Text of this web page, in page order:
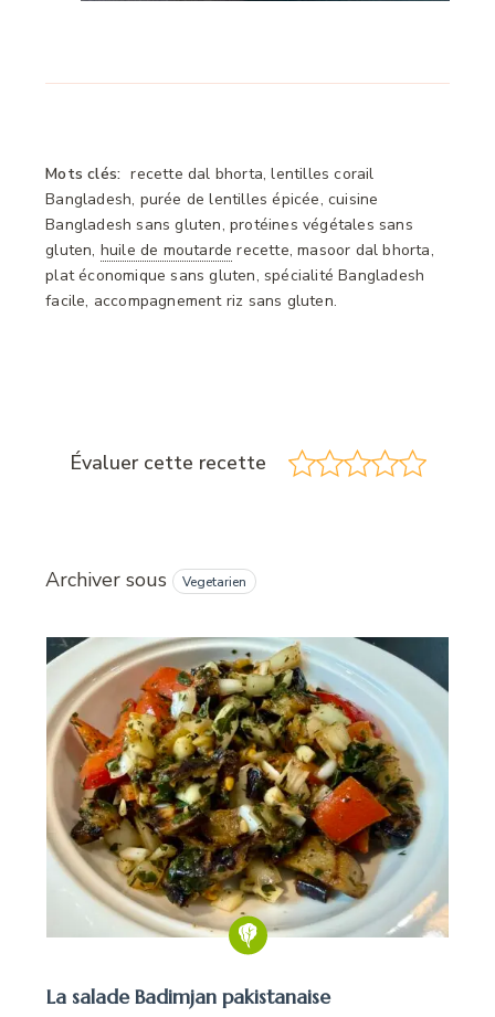
Mots clés: recette dal bhorta, lentilles corail
Bangladesh, purée de lentilles épicée, cuisine
Bangladesh sans gluten, protéines végétales sans
gluten, huile de moutarde recette, masoor dal bhorta,
plat économique sans gluten, spécialité Bangladesh
facile, accompagnement riz sans gluten.
Évaluer cette recette
Archiver sous Vegetarien
La salade Badimjan pakistanaise